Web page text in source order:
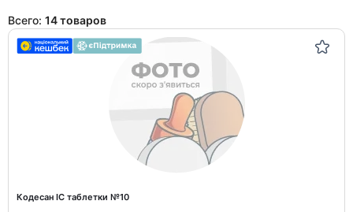
Всего: 14 товаров
Кодесан IC таблетки №10